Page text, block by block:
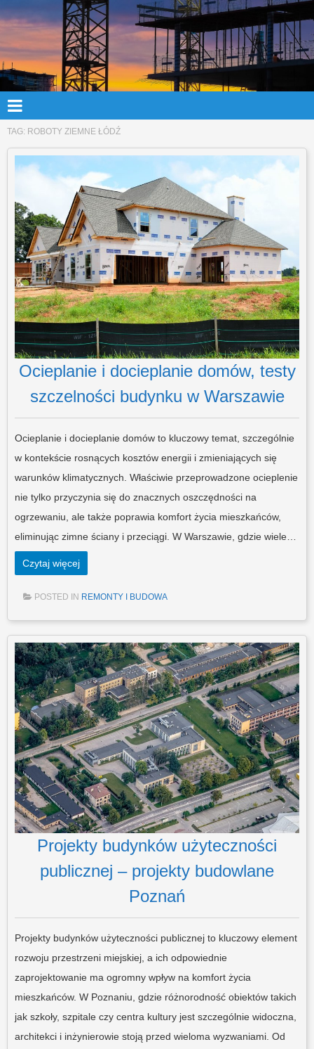
TAG: ROBOTY ZIEMNE ŁÓDŹ
Ocieplanie i docieplanie domów, testy
szczelności budynku w Warszawie
Ocieplanie i docieplanie domów to kluczowy temat, szczególnie
w kontekście rosnących kosztów energii i zmieniających się
warunków klimatycznych. Właściwie przeprowadzone ocieplenie
nie tylko przyczynia się do znacznych oszczędności na
ogrzewaniu, ale także poprawia komfort życia mieszkańców,
eliminując zimne ściany i przeciągi. W Warszawie, gdzie wiele…
Czytaj więcej
POSTED IN REMONTY I BUDOWA
Projekty budynków użyteczności
publicznej – projekty budowlane
Poznań
Projekty budynków użyteczności publicznej to kluczowy element
rozwoju przestrzeni miejskiej, a ich odpowiednie
zaprojektowanie ma ogromny wpływ na komfort życia
mieszkańców. W Poznaniu, gdzie różnorodność obiektów takich
jak szkoły, szpitale czy centra kultury jest szczególnie widoczna,
architekci i inżynierowie stoją przed wieloma wyzwaniami. Od